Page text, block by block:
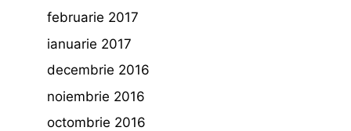
februarie 2017
ianuarie 2017
decembrie 2016
noiembrie 2016
octombrie 2016